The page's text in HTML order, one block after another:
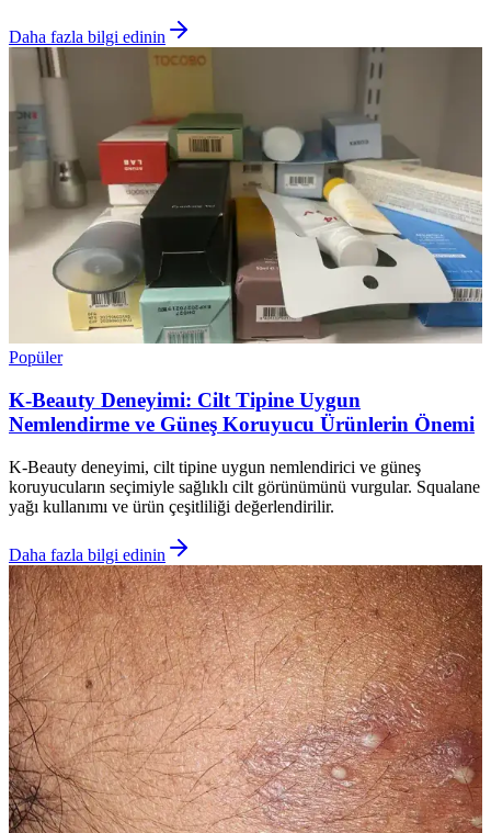
Daha fazla bilgi edinin
Popüler
K-Beauty Deneyimi: Cilt Tipine Uygun
Nemlendirme ve Güneş Koruyucu Ürünlerin Önemi
K-Beauty deneyimi, cilt tipine uygun nemlendirici ve güneş
koruyucuların seçimiyle sağlıklı cilt görünümünü vurgular. Squalane
yağı kullanımı ve ürün çeşitliliği değerlendirilir.
Daha fazla bilgi edinin